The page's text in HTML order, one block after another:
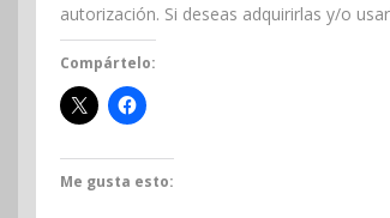
autorización. Si deseas adquirirlas y/o
Compártelo:
Me gusta esto: